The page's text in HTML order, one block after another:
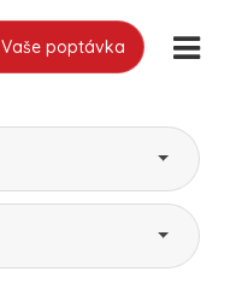
Vaše poptávka